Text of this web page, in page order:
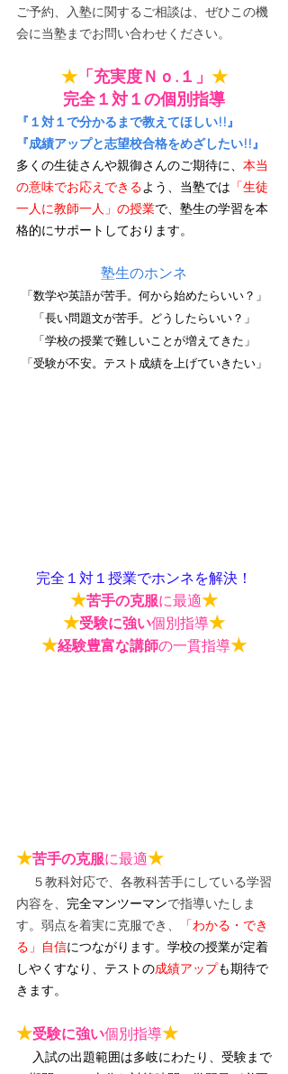
ご予約、入塾に関するご相談は、ぜひこの機
会に当塾までお問い合わせください。
★「充実度Ｎｏ.１」 ★
完全１対１の個別指導
『１対１で分かるまで教えてほしい!!』
『成績アップと志望校合格をめざしたい!!』
多くの生徒さんや親御さんのご期待に、 本当
の意味でお応えできるよう、当塾では 「生徒
一人に教師一人」の授業で、塾生の学習を本
格的にサポートしております。
塾生のホンネ
「数学や英語が苦手。何から始めたらいい？」
「長い問題文が苦手。どうしたらいい？」
「学校の授業で難しいことが増えてきた」
「受験が不安。テスト成績を上げていきたい」
完全１対１授業でホンネを解決！
★苦手の克服に最適★
★受験に強い個別指導★
★経験豊富な講師の一貫指導★
★苦手の克服に最適★
５教科対応で、各教科苦手にしている学習
内容を、 完全マンツーマンで指導いたしま
す。弱点を着実に克服でき、
「わかる・でき
る」自信につながります。 学校の授業が定着
しやくすなり、テストの成績アップも期待で
きます。
★受験に強い個別指導★
入試の出題範囲は多岐にわたり、受験まで